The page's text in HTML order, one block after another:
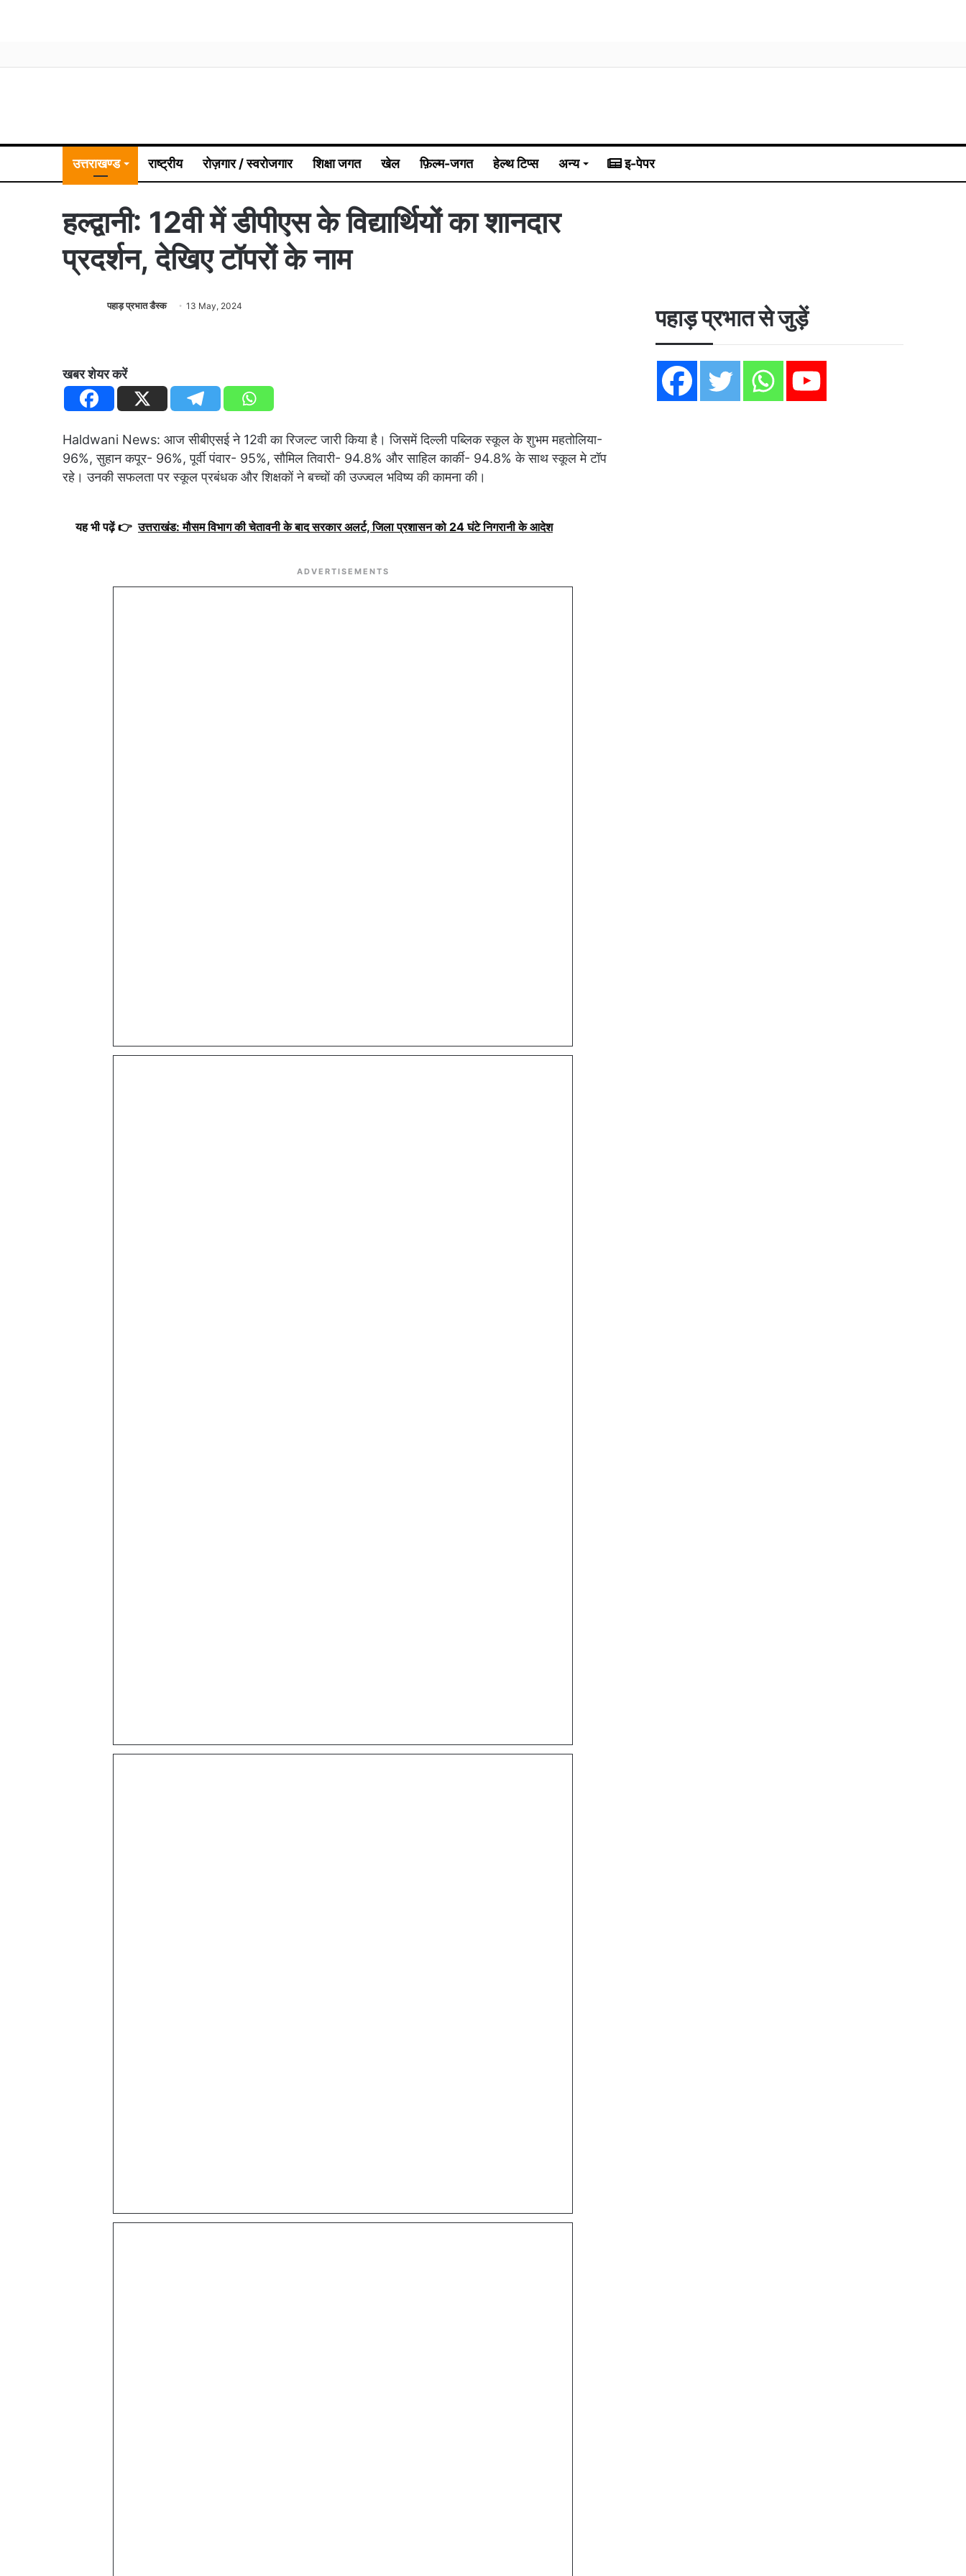
उत्तराखण्ड राष्ट्रीय रोज़गार / स्वरोजगार शिक्षा जगत खेल फ़िल्म-जगत हेल्थ टिप्स अन्य इ-पेपर
हल्द्वानी: 12वी में डीपीएस के विद्यार्थियों का शानदार
प्रदर्शन, देखिए टॉपरों के नाम
पहाड़ प्रभात डैस्क 13 May, 2024
खबर शेयर करें
Haldwani News: आज सीबीएसई ने 12वी का रिजल्ट जारी किया है। जिसमें दिल्ली पब्लिक स्कूल के शुभम महतोलिया-
96%, सुहान कपूर- 96%, पूर्वी पंवार- 95%, सौमिल तिवारी- 94.8% और साहिल कार्की- 94.8% के साथ स्कूल मे टॉप
रहे। उनकी सफलता पर स्कूल प्रबंधक और शिक्षकों ने बच्चों की उज्ज्वल भविष्य की कामना की।
यह भी पढ़ें 👉 उत्तराखंड: मौसम विभाग की चेतावनी के बाद सरकार अलर्ट, जिला प्रशासन को 24 घंटे निगरानी के आदेश
ADVERTISEMENTS
पहाड़ प्रभात से जुड़ें